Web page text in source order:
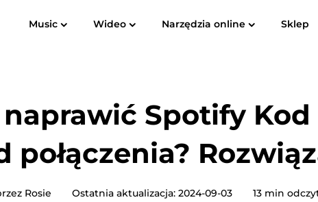
Music
Konwerter muzyki YouTube
Konwerter dźwiękowy
Konwerter muzyki Pandora
Wideo Narzędzia online
MP3
Sklep
Instrukcja obsługi
Spotify Kod
połączenia?
Rosie Ostatnia aktualizacja: 2024-09-03 13 min